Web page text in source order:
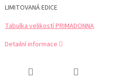
LIMITOVANÁ EDICE
Tabulka velikostí PRIMADONNA
Detailní informace